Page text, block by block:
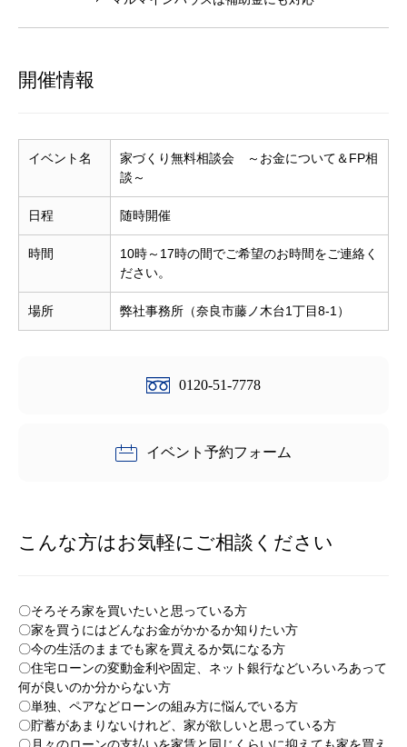
開催情報
イベント名
家づくり無料相談会 ～お金について＆FP相
談～
日程 随時開催
時間
10時～17時の間でご希望のお時間をご連絡く
ださい。
場所 弊社事務所（奈良市藤ノ木台1丁目8-1）
0120-51-7778
イベント予約フォーム
こんな方はお気軽にご相談ください
〇そろそろ家を買いたいと思っている方
〇家を買うにはどんなお金がかかるか知りたい方
〇今の生活のままでも家を買えるか気になる方
〇住宅ローンの変動金利や固定、ネット銀行などいろいろあって
何が良いのか分からない方
〇単独、ペアなどローンの組み方に悩んでいる方
〇貯蓄があまりないけれど、家が欲しいと思っている方